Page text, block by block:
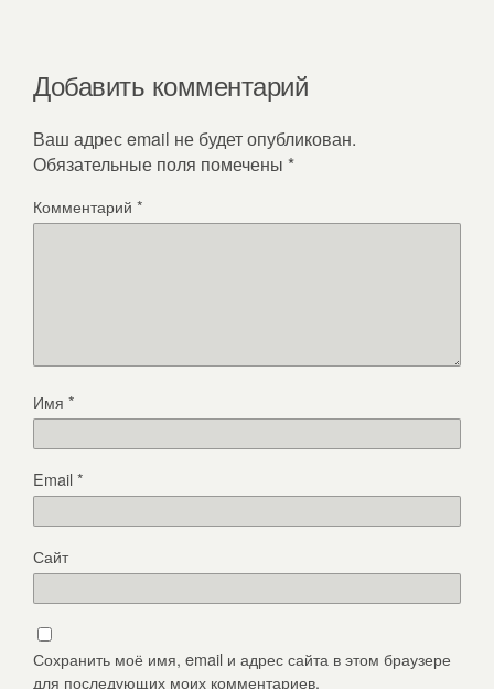
Добавить комментарий
Ваш адрес email не будет опубликован.
Обязательные поля помечены *
Комментарий *
Имя *
Email*
Сайт
Сохранить моё имя, email и адрес сайта в этом браузере
для последующих моих комментариев.